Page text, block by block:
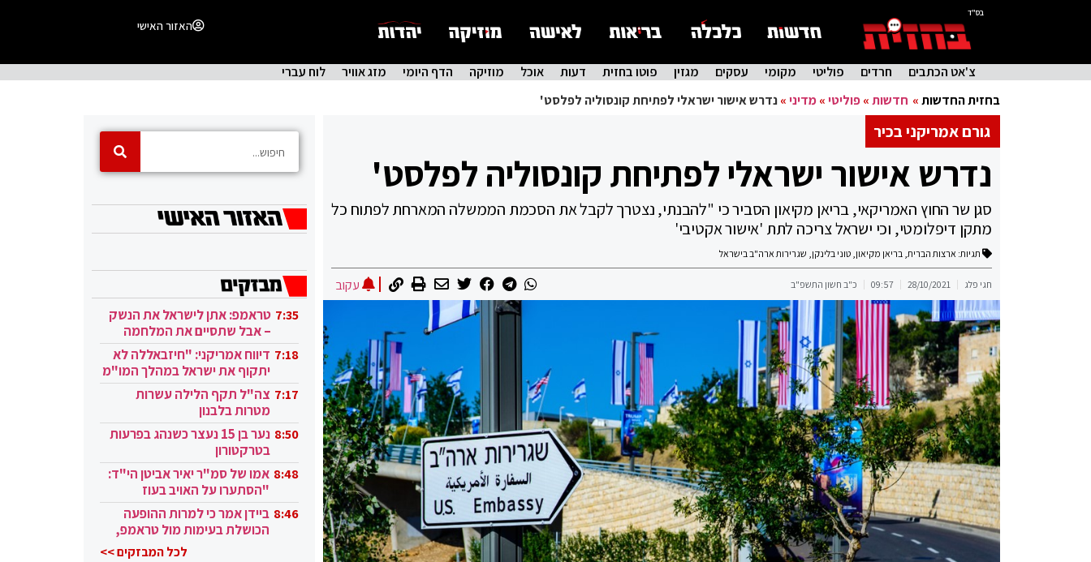
בס"ד
האזור האישי
צ'אט הכתבים חרדים פוליטי מקומי עסקים מגזין פוטו בחזית דעות אוכל מוזיקה הדף היומי מזג אוויר
לוח עברי
בחזית החדשות» חדשות»פוליטי»מדיני»נדרש אישור ישראלי לפתיחת קונסוליה לפלסט'
גורם אמריקני בכיר
נדרש אישור ישראלי לפתיחת קונסוליה לפלסט'
סגן שר החוץ האמריקאי, בריאן מקיאון הסביר כי "להבנתי, נצטרך לקבל את הסכמת הממשלה המארחת לפתוח כל
מתקן דיפלומטי, וכי ישראל צריכה לתת 'אישור אקטיבי'
תגיות: ארצות הברית, בריאן מקיאון, טוני בלינקן, שגרירות ארה"ב בישראל
חגי פלג 28/10/2021
09:57 כ"ב חשון התשפ"ב עקוב
7:35 טראמפ: אתן לישראל את הנשק
– אבל שתסיים את המלחמה
בעזה 7:18 דיווח אמריקני: "חיזבאללה לא
יתקוף את ישראל במהלך המו"מ
בקטאר" 7:17 צה"ל תקף הלילה עשרות
מטרות בלבנון
8:50
נער בן 15 נעצר כשנהג בפרעות
בטרקטורון
8:48 אמו של סמ"ר יאיר אביטן הי"ד:
"הסתערו על האויב בעוז
ובגבורה" 8:46 ביידן אמר כי למרות ההופעה
הכושלת בעימות מול טראמפ,
לכל המבזקים >>